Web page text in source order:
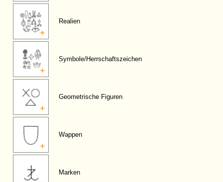
Realien
Symbole/Herrschaftszeichen
Geometrische Figuren
Wappen
Marken